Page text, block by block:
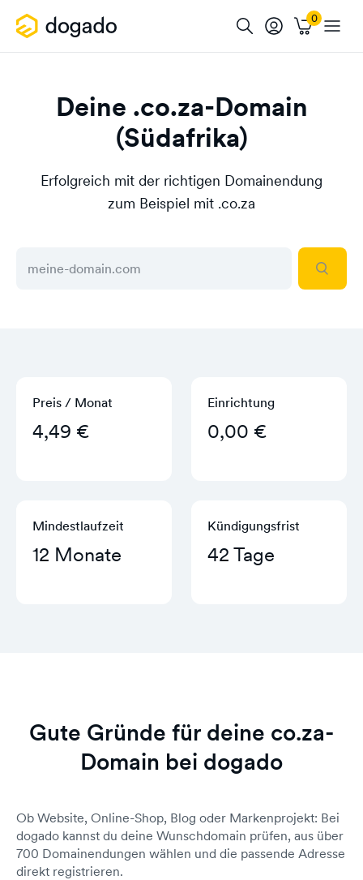
Deine .co.za-Domain
(Südafrika)
Erfolgreich mit der richtigen Domainendung
zum Beispiel mit .co.za
Preis / Monat
4,49 €
Einrichtung
0,00 €
Mindestlaufzeit
12 Monate
Kündigungs­frist
42 Tage
Gute Gründe für deine co.za-
Domain bei dogado
Ob Website, Online-Shop, Blog oder Markenprojekt: Bei
dogado kannst du deine Wunschdomain prüfen, aus über
700 Domainendungen wählen und die passende Adresse
direkt registrieren.